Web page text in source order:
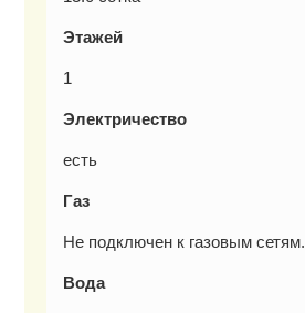
Этажей
1
Электричество
есть
Газ
Не подключен к газовым сетям.
Вода